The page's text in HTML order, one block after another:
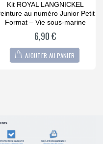
0
of
Kit ROYAL LANGNICKEL
au numéro Junior Petit
Format – Vie sous-marine
6,90€
AJOUTER AU PANIER